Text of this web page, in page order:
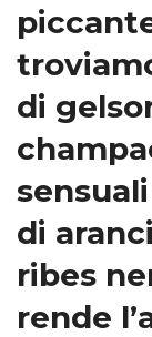
di
di
ribes
rende